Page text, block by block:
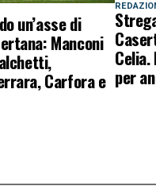
un’asse di
Manconi
Carfora e per